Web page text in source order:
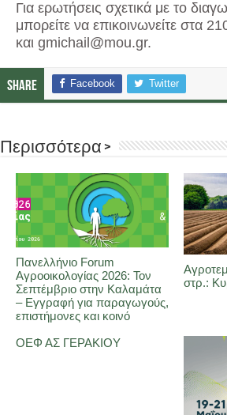
Για ερωτήσεις σχετικά με το
μπορείτε να επικοινωνείτε
και gmichail@mou.gr.
Share Facebook Twitter
Περισσότερα >
Πανελλήνιο Forum
Αγροοικολογίας 2026: Τον
Σεπτέμβριο στην Καλαμάτα
– Εγγραφή για παραγωγούς,
επιστήμονες και κοινό
στρ.:
ΟΕΦ ΑΣ ΓΕΡΑΚΙΟΥ